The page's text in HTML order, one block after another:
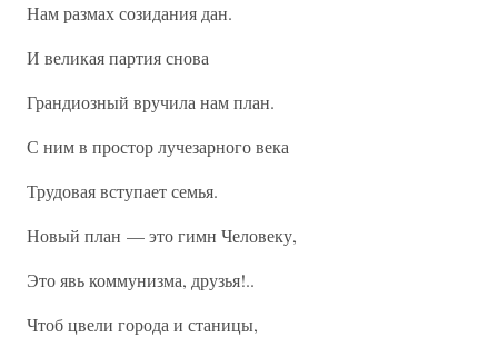
Нам размах созидания дан.
И великая партия снова
Грандиозный вручила нам план.
С ним в простор лучезарного века
Трудовая вступает семья.
Новый план — это гимн Человеку,
Это явь коммунизма, друзья!..
Чтоб цвели города и станицы,